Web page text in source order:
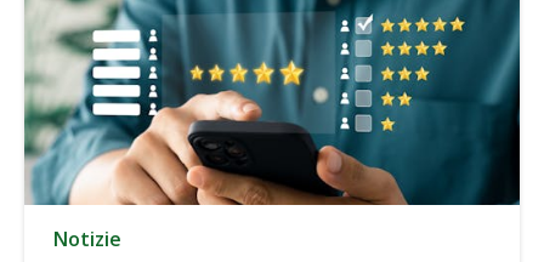
Notizie